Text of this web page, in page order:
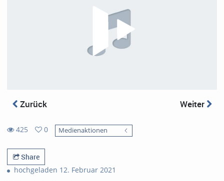
Zurück Weiter
425
views
0
favorites
Medienaktionen
Share
hochgeladen 12. Februar 2021